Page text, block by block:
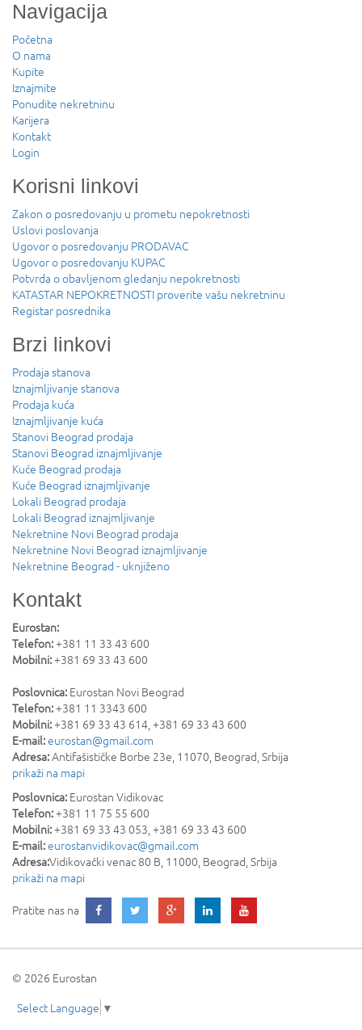
Navigacija
Početna
O nama
Kupite
Iznajmite
Ponudite nekretninu
Karijera
Kontakt
Login
Korisni linkovi
Zakon o posredovanju u prometu nepokretnosti
Uslovi poslovanja
Ugovor o posredovanju PRODAVAC
Ugovor o posredovanju KUPAC
Potvrda o obavljenom gledanju nepokretnosti
KATASTAR NEPOKRETNOSTI proverite vašu nekretninu
Registar posrednika
Brzi linkovi
Prodaja stanova
Iznajmljivanje stanova
Prodaja kuća
Iznajmljivanje kuća
Stanovi Beograd prodaja
Stanovi Beograd iznajmljivanje
Kuće Beograd prodaja
Kuće Beograd iznajmljivanje
Lokali Beograd prodaja
Lokali Beograd iznajmljivanje
Nekretnine Novi Beograd prodaja
Nekretnine Novi Beograd iznajmljivanje
Nekretnine Beograd - uknjiženo
Kontakt
Eurostan:
Telefon:+381 11 33 43 600
Mobilni:+381 69 33 43 600
Poslovnica: Eurostan Novi Beograd
Telefon:+381 11 3343 600
Mobilni:+381 69 33 43 614, +381 69 33 43 600
E-mail:eurostan@gmail.com
Adresa:Antifašističke Borbe 23e, 11070, Beograd,Srbija
prikaži na mapi
Poslovnica: Eurostan Vidikovac
Telefon:+381 11 75 55 600
Mobilni:+381 69 33 43 053, +381 69 33 43 600
E-mail:eurostanvidikovac@gmail.com
Adresa:Vidikovački venac 80 B, 11000, Beograd,Srbija
prikaži na mapi
Pratite nas na
© 2026 Eurostan
Select Language ▼